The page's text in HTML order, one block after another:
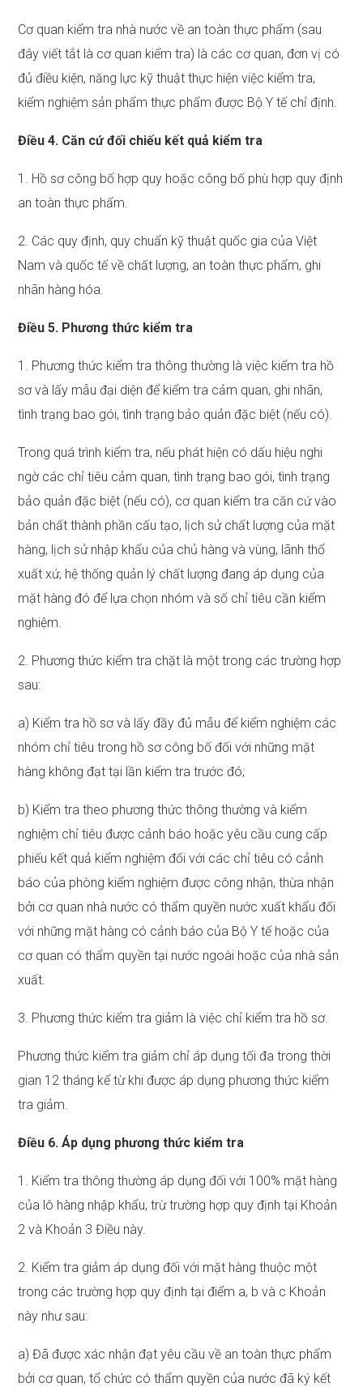
Cơ quan kiểm tra nhà nước về an toàn thực phẩm (sau
đây viết tắt là cơ quan kiểm tra) là các cơ quan, đơn vị có
đủ điều kiện, năng lực kỹ thuật thực hiện việc kiểm tra,
kiểm nghiệm sản phẩm thực phẩm được Bộ Y tế chỉ định.
Điều 4. Căn cứ đối chiếu kết quả kiểm tra
1. Hồ sơ công bố hợp quy hoặc công bố phù hợp quy định
an toàn thực phẩm.
2. Các quy định, quy chuẩn kỹ thuật quốc gia của Việt
Nam và quốc tế về chất lượng, an toàn thực phẩm, ghi
nhãn hàng hóa.
Điều 5. Phương thức kiểm tra
1. Phương thức kiểm tra thông thường là việc kiểm tra hồ
sơ và lấy mẫu đại diện để kiểm tra cảm quan, ghi nhãn,
tình trạng bao gói, tình trạng bảo quản đặc biệt (nếu có).
Trong quá trình kiểm tra, nếu phát hiện có dấu hiệu nghi
ngờ các chỉ tiêu cảm quan, tình trạng bao gói, tình trạng
bảo quản đặc biệt (nếu có), cơ quan kiểm tra căn cứ vào
bản chất thành phần cấu tạo, lịch sử chất lượng của mặt
hàng, lịch sử nhập khẩu của chủ hàng và vùng, lãnh thổ
xuất xứ, hệ thống quản lý chất lượng đang áp dụng của
mặt hàng đó để lựa chọn nhóm và số chỉ tiêu cần kiểm
nghiệm.
2. Phương thức kiểm tra chặt là một trong các trường hợp
sau:
a) Kiểm tra hồ sơ và lấy đầy đủ mẫu để kiểm nghiệm các
nhóm chỉ tiêu trong hồ sơ công bố đối với những mặt
hàng không đạt tại lần kiểm tra trước đó;
b) Kiểm tra theo phương thức thông thường và kiểm
nghiệm chỉ tiêu được cảnh báo hoặc yêu cầu cung cấp
phiếu kết quả kiểm nghiệm đối với các chỉ tiêu có cảnh
báo của phòng kiểm nghiệm được công nhận, thừa nhận
bởi cơ quan nhà nước có thẩm quyền nước xuất khẩu đối
với những mặt hàng có cảnh báo của Bộ Y tế hoặc của
cơ quan có thẩm quyền tại nước ngoài hoặc của nhà sản
xuất.
3. Phương thức kiểm tra giảm là việc chỉ kiểm tra hồ sơ.
Phương thức kiểm tra giảm chỉ áp dụng tối đa trong thời
gian 12 tháng kể từ khi được áp dụng phương thức kiểm
tra giảm.
Điều 6. Áp dụng phương thức kiểm tra
1. Kiểm tra thông thường áp dụng đối với 100% mặt hàng
của lô hàng nhập khẩu, trừ trường hợp quy định tại Khoản
2 và Khoản 3 Điều này.
2. Kiểm tra giảm áp dụng đối với mặt hàng thuộc một
trong các trường hợp quy định tại điểm a, b và c Khoản
này như sau:
a) Đã được xác nhận đạt yêu cầu về an toàn thực phẩm
bởi cơ quan, tổ chức có thẩm quyền của nước đã ký kết